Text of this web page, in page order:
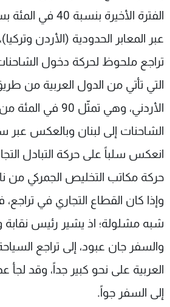
الفترة الأخيرة
عبر المعابر الحدودية (الأردن
تراجع ملحوظ لحركة دخول
التي تأتي من الدول العربية من
الأردني، وهي
الشاحنات إلى لبنان وبالعكس عبر
انعكس سلباً على حركة التبادل
حركة مكاتب التخليص الجمركي من
وإذا كان القطاع التجاري في تراجع،
شبه مشلولة؛ اذ يشير رئيس نقابة
والسفر جان عبود، إلى تراجع
العربية على نحو كبير جداً، وقد
إلى السفر جواً.